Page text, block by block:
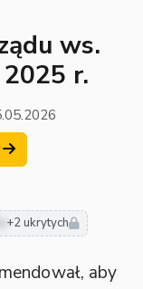
ws.
2025 r.
+2 ukrytych
aby